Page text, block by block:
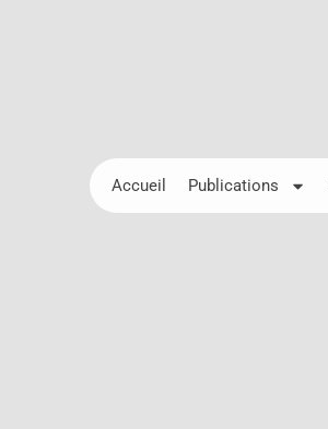
Accueil Publications